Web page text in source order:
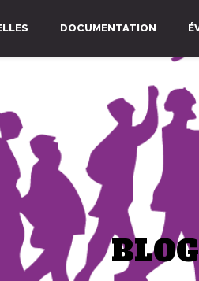
DOCUMENTATION
BLOG